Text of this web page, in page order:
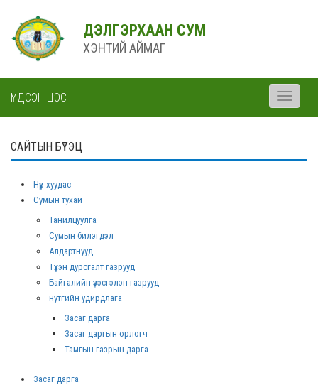
ДЭЛГЭРХААН СУМ
ХЭНТИЙ АЙМАГ
ҮНДСЭН ЦЭС
Toggle
САЙТЫН БҮТЭЦ
Нүүр хуудас
Сумын тухай
Танилцуулга
Сумын билэгдэл
Алдартнууд
Түүхэн дурсгалт газрууд
Байгалийн үзэсгэлэн газрууд
нутгийн удирдлага
Засаг дарга
Засаг даргын орлогч
Тамгын газрын дарга
Засаг дарга